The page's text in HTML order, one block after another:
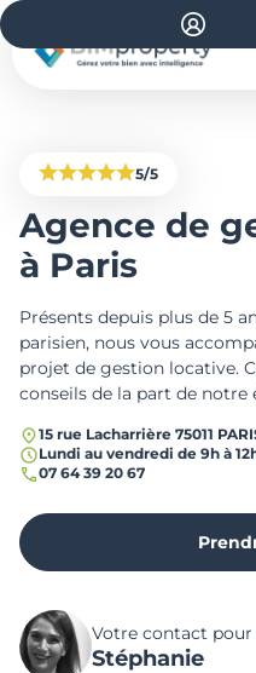
5/5
Agence de
à Paris
Présents depuis plus de 5
parisien, nous vous
projet de gestion locative.
conseils de la part de notre
15 rue Lacharrière 75011
Lundi au vendredi de 9h à
07 64 39 20 67
Votre contact pour
Stéphanie